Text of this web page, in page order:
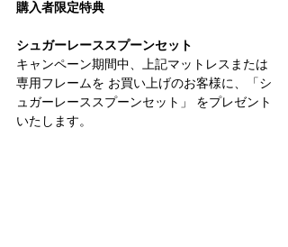
購入者限定特典
シュガーレーススプーンセット
キャンペーン期間中、上記マットレスまたは
専用フレームを お買い上げのお客様に、「シ
ュガーレーススプーンセット」 をプレゼント
いたします。